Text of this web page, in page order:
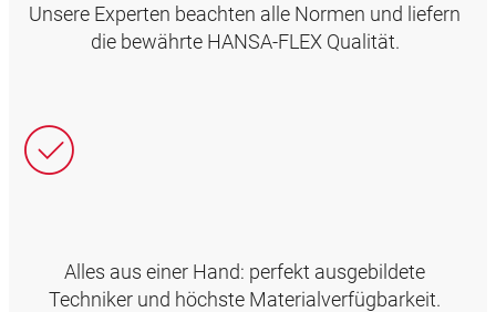
Unsere Experten beachten alle Normen und liefern
die bewährte HANSA‑FLEX Qualität.
Alles aus einer Hand: perfekt ausgebildete
Techniker und höchste Materialverfügbarkeit.